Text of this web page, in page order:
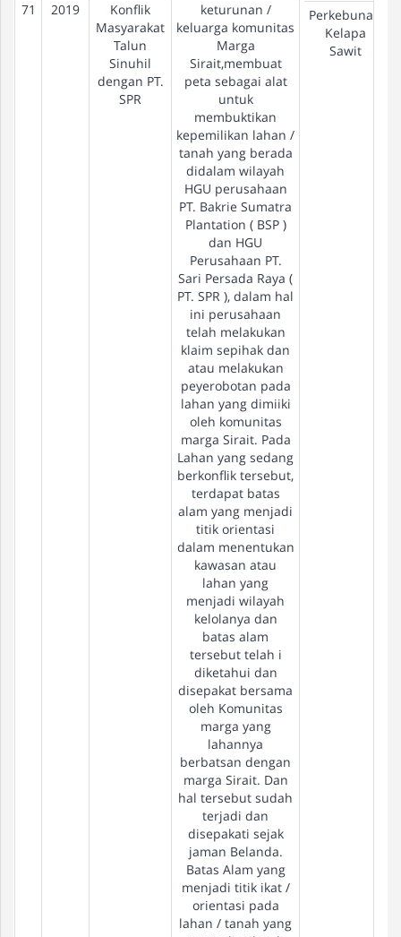
71
2019
Konflik
Masyarakat
Talun
Sinuhil
dengan PT.
SPR
keturunan /
keluarga komunitas
Marga
Sirait,membuat
peta sebagai alat
untuk
membuktikan
kepemilikan lahan /
tanah yang berada
didalam wilayah
HGU perusahaan
PT. Bakrie Sumatra
Plantation ( BSP )
dan HGU
Perusahaan PT.
Sari Persada Raya (
PT. SPR ), dalam hal
ini perusahaan
telah melakukan
klaim sepihak dan
atau melakukan
peyerobotan pada
lahan yang dimiiki
oleh komunitas
marga Sirait. Pada
Lahan yang sedang
berkonflik tersebut,
terdapat batas
alam yang menjadi
titik orientasi
dalam menentukan
kawasan atau
lahan yang
menjadi wilayah
kelolanya dan
batas alam
tersebut telah i
diketahui dan
disepakat bersama
oleh Komunitas
marga yang
lahannya
berbatsan dengan
marga Sirait. Dan
hal tersebut sudah
terjadi dan
disepakati sejak
jaman Belanda.
Batas Alam yang
menjadi titik ikat /
orientasi pada
lahan / tanah yang
Perkebunan
Kelapa
Sawit